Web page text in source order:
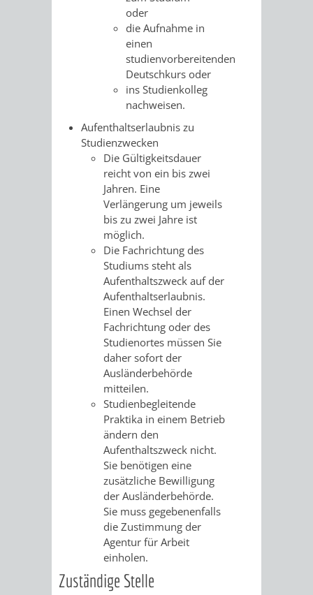
PRESSE-
oder
die Aufnahme in
einen
studienvorbereitenden
Deutschkurs oder
ins Studienkolleg
nachweisen.
Aufenthaltserlaubnis zu
Studienzwecken
Die Gültigkeitsdauer
reicht von ein bis zwei
Jahren. Eine
Verlängerung um jeweils
bis zu zwei Jahre ist
möglich.
Die Fachrichtung des
Studiums steht als
Aufenthaltszweck auf der
Aufenthaltserlaubnis.
Einen Wechsel der
Fachrichtung oder des
Studienortes müssen Sie
daher sofort der
Ausländerbehörde
mitteilen.
Studienbegleitende
Praktika in einem Betrieb
ändern den
Aufenthaltszweck nicht.
Sie benötigen eine
zusätzliche Bewilligung
der Ausländerbehörde.
Sie muss gegebenenfalls
die Zustimmung der
Agentur für Arbeit
einholen.
Zuständige Stelle